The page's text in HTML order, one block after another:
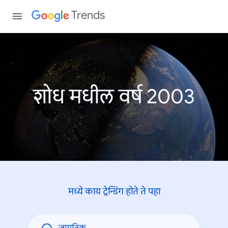
Trends
शोध मधील वर्ष 2003
मध्ये काय ट्रेन्डिंंग होते ते पहा